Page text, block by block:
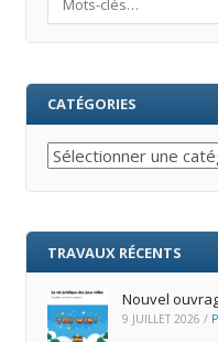
CATÉGORIES
Catégories
TRAVAUX RÉCENTS
Nouvel
9 JUILLET 2026 /